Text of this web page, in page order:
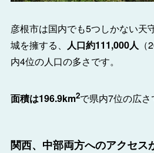
彦根市は国内でも5つしかない天
城を擁する、 人口約111,000人
内4位の人口の多さです。
面積は196.9km2で県内7位の広さ
関西、中部両方へのアクセス